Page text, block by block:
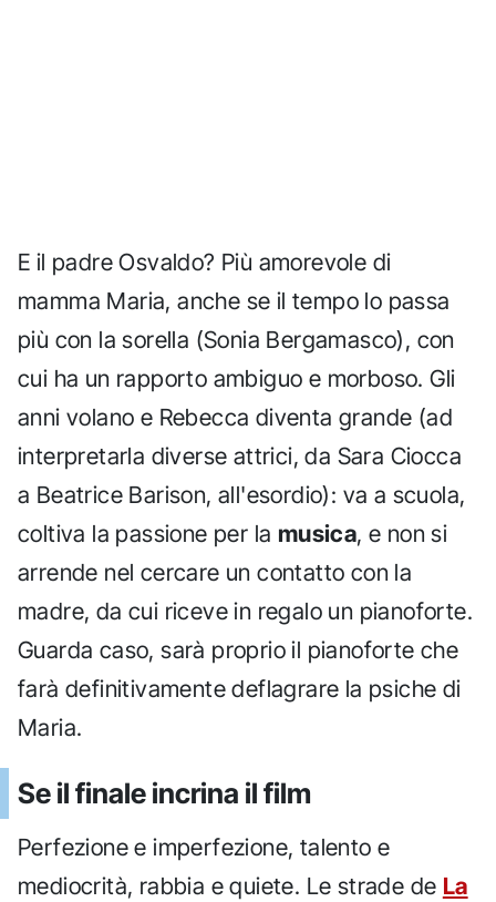
E il padre Osvaldo? Più amorevole di
mamma Maria, anche se il tempo lo passa
più con la sorella (Sonia Bergamasco), con
cui ha un rapporto ambiguo e morboso. Gli
anni volano e Rebecca diventa grande (ad
interpretarla diverse attrici, da Sara Ciocca
a Beatrice Barison, all'esordio): va a scuola,
coltiva la passione per la musica, e non si
arrende nel cercare un contatto con la
madre, da cui riceve in regalo un pianoforte.
Guarda caso, sarà proprio il pianoforte che
farà definitivamente deflagrare la psiche di
Maria.
Se il finale incrina il film
Perfezione e imperfezione, talento e
mediocrità, rabbia e quiete. Le strade de La